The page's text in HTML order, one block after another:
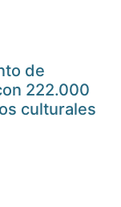
de
222.000
culturales